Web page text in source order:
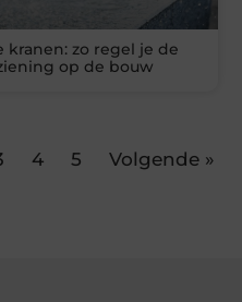
zo regel je de
op de bouw
4 5 Volgende »